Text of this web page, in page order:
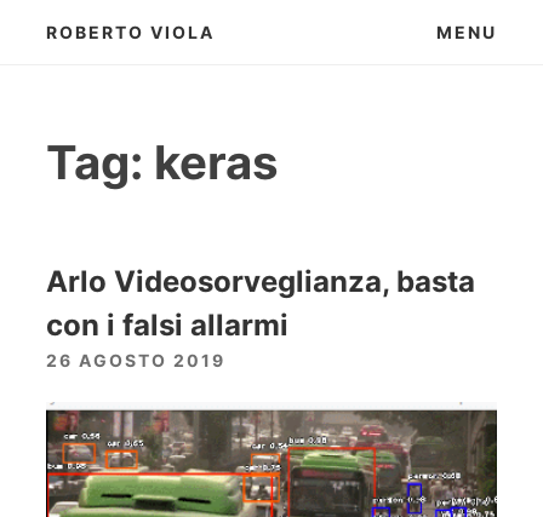
ROBERTO VIOLA MENU
Tag: keras
Arlo Videosorveglianza, basta
con i falsi allarmi
26 AGOSTO 2019